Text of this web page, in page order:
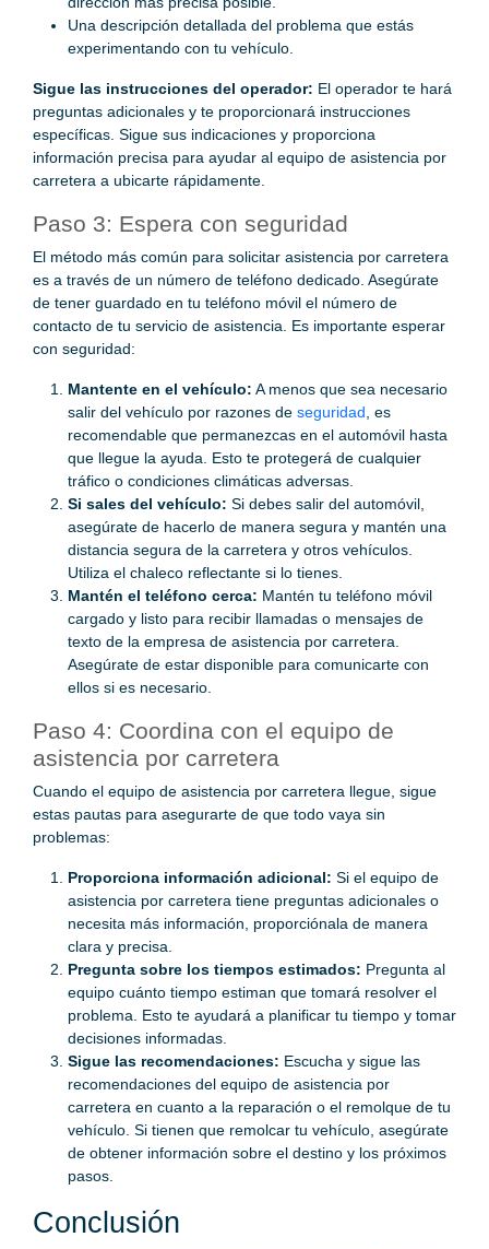
Una descripción detallada del problema que estás
experimentando con tu vehículo.
Sigue las instrucciones del operador: El operador te hará
preguntas adicionales y te proporcionará instrucciones
específicas. Sigue sus indicaciones y proporciona
información precisa para ayudar al equipo de asistencia por
carretera a ubicarte rápidamente.
Paso 3: Espera con seguridad
El método más común para solicitar asistencia por carretera
es a través de un número de teléfono dedicado. Asegúrate
de tener guardado en tu teléfono móvil el número de
contacto de tu servicio de asistencia. Es importante esperar
con seguridad:
Mantente en el vehículo: A menos que sea necesario
salir del vehículo por razones de seguridad , es
recomendable que permanezcas en el automóvil hasta
que llegue la ayuda. Esto te protegerá de cualquier
tráfico o condiciones climáticas adversas.
Si sales del vehículo: Si debes salir del automóvil,
asegúrate de hacerlo de manera segura y mantén una
distancia segura de la carretera y otros vehículos.
Utiliza el chaleco reflectante si lo tienes.
Mantén el teléfono cerca: Mantén tu teléfono móvil
cargado y listo para recibir llamadas o mensajes de
texto de la empresa de asistencia por carretera.
Asegúrate de estar disponible para comunicarte con
ellos si es necesario.
Paso 4: Coordina con el equipo de
asistencia por carretera
Cuando el equipo de asistencia por carretera llegue, sigue
estas pautas para asegurarte de que todo vaya sin
problemas:
Proporciona información adicional: Si el equipo de
asistencia por carretera tiene preguntas adicionales o
necesita más información, proporciónala de manera
clara y precisa.
Pregunta sobre los tiempos estimados: Pregunta al
equipo cuánto tiempo estiman que tomará resolver el
problema. Esto te ayudará a planificar tu tiempo y tomar
decisiones informadas.
Sigue las recomendaciones: Escucha y sigue las
recomendaciones del equipo de asistencia por
carretera en cuanto a la reparación o el remolque de tu
vehículo. Si tienen que remolcar tu vehículo, asegúrate
de obtener información sobre el destino y los próximos
pasos.
Conclusión